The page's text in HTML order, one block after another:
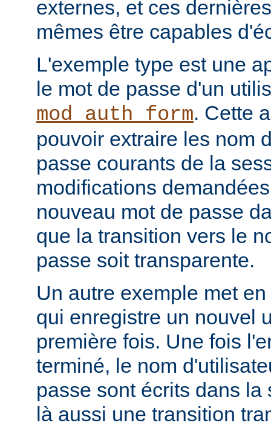
externes, et ces
mêmes être capables
L'exemple type est une
le mot de passe d'un
mod_auth_form. Cette
pouvoir extraire les nom
passe courants de la
modifications
nouveau mot de passe
que la transition vers le
passe soit transparente.
Un autre exemple met
qui enregistre un nouvel
première fois. Une fois
terminé, le nom
passe sont écrits dans
là aussi une transition